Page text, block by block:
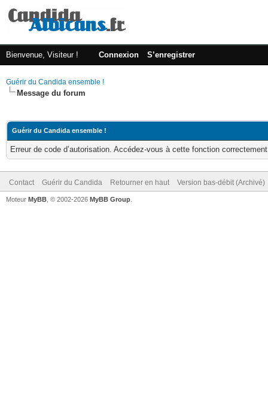
Bienvenue, Visiteur ! Connexion S’enregistrer
Guérir du Candida ensemble !
Message du forum
Guérir du Candida ensemble !
Erreur de code d’autorisation. Accédez-vous à cette fonction
Contact Guérir du Candida Retourner en haut Version bas-débit (Archivé)
Moteur MyBB , © 2002-2026 MyBB Group